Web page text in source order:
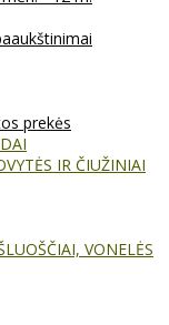
prekės
IR ČIUŽINIAI
VONELĖS